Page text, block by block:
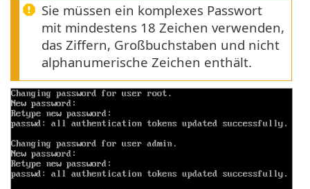
Sie müssen ein komplexes Passwort
mit mindestens 18 Zeichen verwenden,
das Ziffern, Großbuchstaben und nicht
alphanumerische Zeichen enthält.